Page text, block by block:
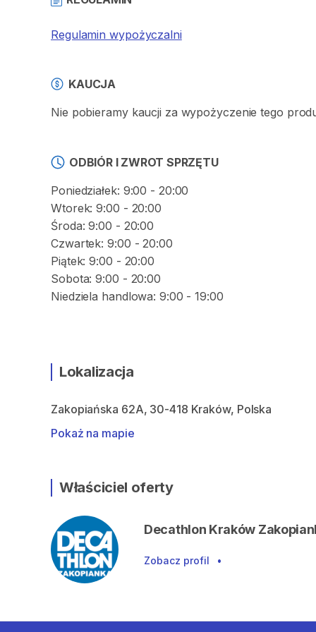
Regulamin wypożyczalni
KAUCJA
Nie pobieramy kaucji za wypożyczenie tego
ODBIÓR I ZWROT SPRZĘTU
Poniedziałek: 9:00 - 20:00
Wtorek: 9:00 - 20:00
Środa: 9:00 - 20:00
Czwartek: 9:00 - 20:00
Piątek: 9:00 - 20:00
Sobota: 9:00 - 20:00
Niedziela handlowa: 9:00 - 19:00
Lokalizacja
Zakopiańska 62A, 30-418 Kraków, Polska
Pokaż na mapie
Właściciel oferty
Decathlon Kraków
Zobacz profil •